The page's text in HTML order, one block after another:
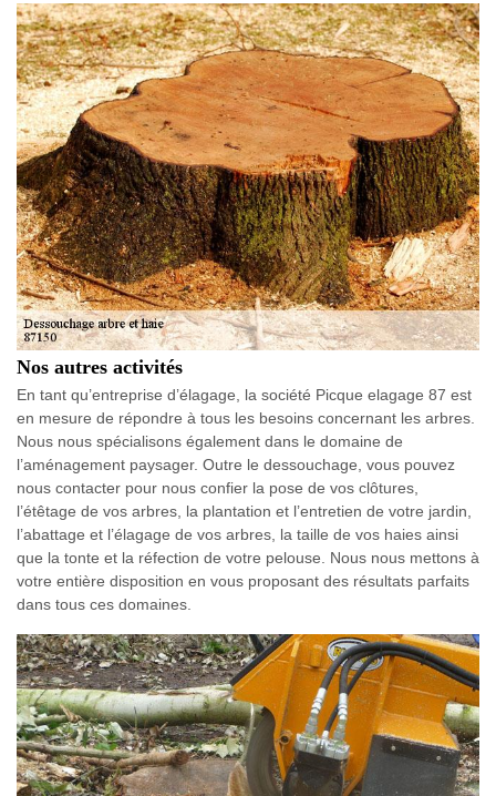
Nos autres activités
En tant qu’entreprise d’élagage, la société Picque elagage 87 est
en mesure de répondre à tous les besoins concernant les arbres.
Nous nous spécialisons également dans le domaine de
l’aménagement paysager. Outre le dessouchage, vous pouvez
nous contacter pour nous confier la pose de vos clôtures,
l’étêtage de vos arbres, la plantation et l’entretien de votre jardin,
l’abattage et l’élagage de vos arbres, la taille de vos haies ainsi
que la tonte et la réfection de votre pelouse. Nous nous mettons à
votre entière disposition en vous proposant des résultats parfaits
dans tous ces domaines.